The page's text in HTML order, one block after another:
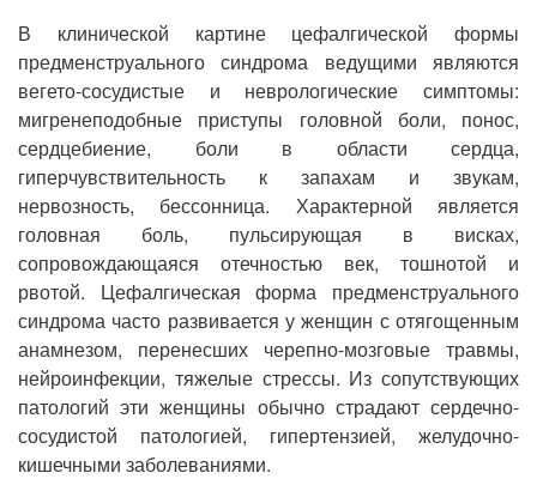
В клинической картине цефалгической формы
предменструального синдрома ведущими являются
вегето-сосудистые и неврологические симптомы:
мигренеподобные приступы головной боли, понос,
сердцебиение, боли в области сердца,
гиперчувствительность к запахам и звукам,
нервозность, бессонница. Характерной является
головная боль, пульсирующая в висках,
сопровождающаяся отечностью век, тошнотой и
рвотой. Цефалгическая форма предменструального
синдрома часто развивается у женщин с отягощенным
анамнезом, перенесших черепно-мозговые травмы,
нейроинфекции, тяжелые стрессы. Из сопутствующих
патологий эти женщины обычно страдают сердечно-
сосудистой патологией, гипертензией, желудочно-
кишечными заболеваниями.